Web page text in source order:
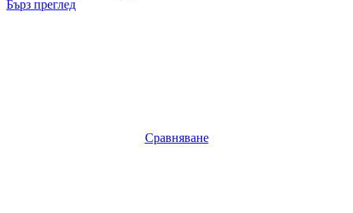
Бърз преглед
Сравняване